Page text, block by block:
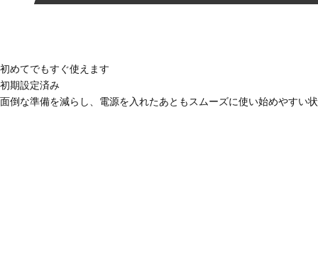
初めてでもすぐ使えます
初期設定済み
面倒な準備を減らし、電源を入れたあともスムーズに使い始めやすい